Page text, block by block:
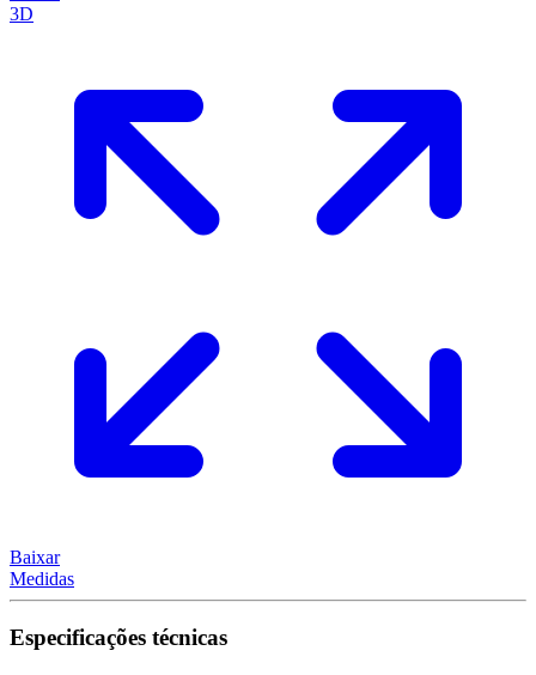
3D
Baixar
Medidas
Especificações técnicas